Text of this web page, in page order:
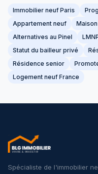
Immobilier neuf Paris
Appartement neuf
Alternatives au Pinel
Statut du bailleur privé
Résidence senior
Logement neuf France
Spécialiste de l'immobilier